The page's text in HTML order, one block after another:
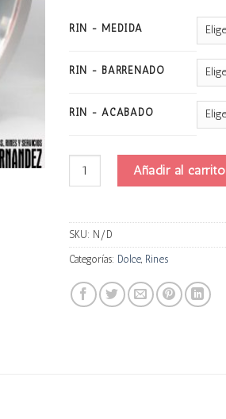
RIN - MEDIDA
RIN - BARRENADO
RIN - ACABADO
Dolce Dc22 cantidadAñadir al carrito
SKU: N/D
Categorías: Dolce, Rines